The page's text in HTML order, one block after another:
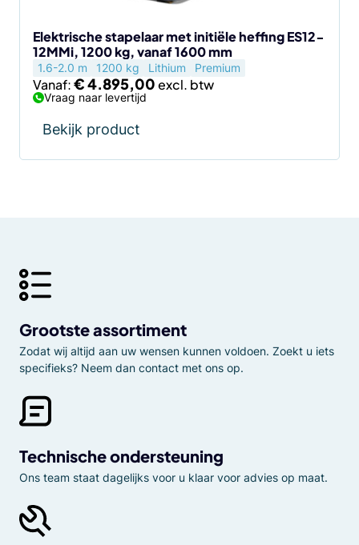
Elektrische stapelaar met initiële heffing ES12-
12MMi, 1200 kg, vanaf 1600 mm
1.6-2.0 m 1200 kg Lithium Premium
Vanaf:€4.895,00
Vraag naar levertijd
Bekijk product
de
productpagina
Grootste assortiment
Zodat wij altijd aan uw wensen kunnen voldoen. Zoekt u iets
specifieks? Neem dan contact met ons op.
Technische ondersteuning
Ons team staat dagelijks voor u klaar voor advies op maat.